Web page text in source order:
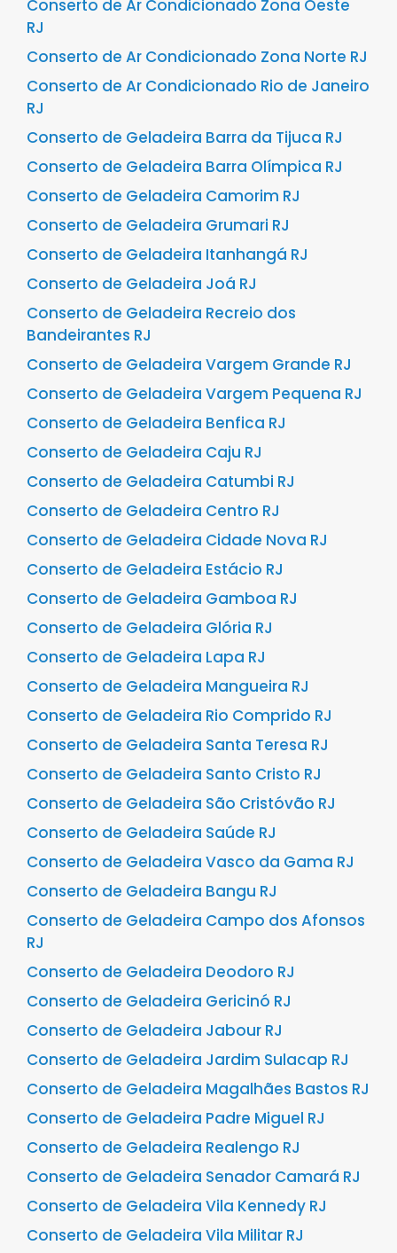
Conserto de Ar Condicionado Zona Oeste
RJ
Conserto de Ar Condicionado Zona Norte RJ
Conserto de Ar Condicionado Rio de Janeiro
RJ
Conserto de Geladeira Barra da Tijuca RJ
Conserto de Geladeira Barra Olímpica RJ
Conserto de Geladeira Camorim RJ
Conserto de Geladeira Grumari RJ
Conserto de Geladeira Itanhangá RJ
Conserto de Geladeira Joá RJ
Conserto de Geladeira Recreio dos
Bandeirantes RJ
Conserto de Geladeira Vargem Grande RJ
Conserto de Geladeira Vargem Pequena RJ
Conserto de Geladeira Benfica RJ
Conserto de Geladeira Caju RJ
Conserto de Geladeira Catumbi RJ
Conserto de Geladeira Centro RJ
Conserto de Geladeira Cidade Nova RJ
Conserto de Geladeira Estácio RJ
Conserto de Geladeira Gamboa RJ
Conserto de Geladeira Glória RJ
Conserto de Geladeira Lapa RJ
Conserto de Geladeira Mangueira RJ
Conserto de Geladeira Rio Comprido RJ
Conserto de Geladeira Santa Teresa RJ
Conserto de Geladeira Santo Cristo RJ
Conserto de Geladeira São Cristóvão RJ
Conserto de Geladeira Saúde RJ
Conserto de Geladeira Vasco da Gama RJ
Conserto de Geladeira Bangu RJ
Conserto de Geladeira Campo dos Afonsos
RJ
Conserto de Geladeira Deodoro RJ
Conserto de Geladeira Gericinó RJ
Conserto de Geladeira Jabour RJ
Conserto de Geladeira Jardim Sulacap RJ
Conserto de Geladeira Magalhães Bastos RJ
Conserto de Geladeira Padre Miguel RJ
Conserto de Geladeira Realengo RJ
Conserto de Geladeira Senador Camará RJ
Conserto de Geladeira Vila Kennedy RJ
Conserto de Geladeira Vila Militar RJ